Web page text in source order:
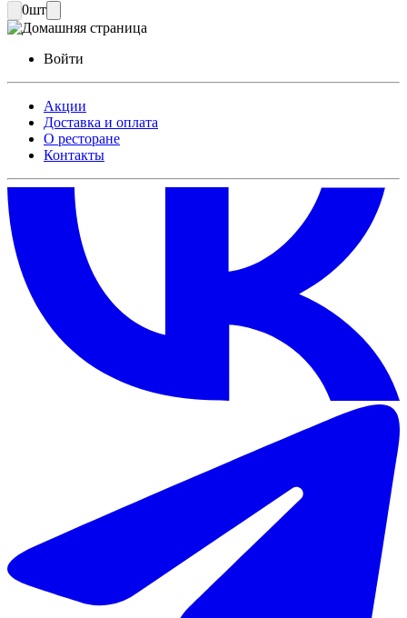
0шт
Войти
Акции
Доставка и оплата
О ресторане
Контакты